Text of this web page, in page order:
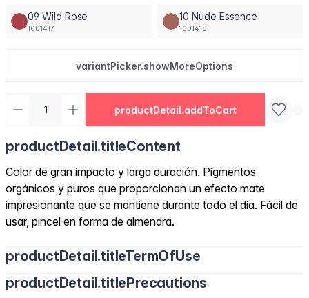
09 Wild Rose
1001417
10 Nude Essence
1001418
variantPicker.showMoreOptions
productDetail.addToCart
productDetail.titleContent
Color de gran impacto y larga duración. Pigmentos
orgánicos y puros que proporcionan un efecto mate
impresionante que se mantiene durante todo el día. Fácil de
usar, pincel en forma de almendra.
productDetail.titleTermOfUse
productDetail.titlePrecautions